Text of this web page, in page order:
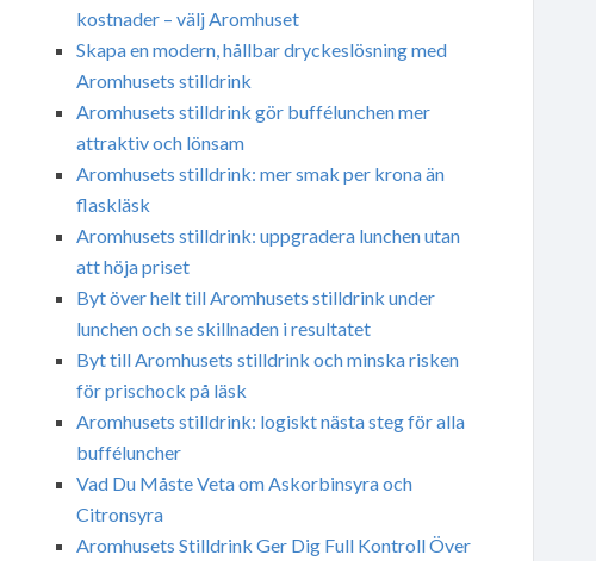
kostnader – välj Aromhuset
Skapa en modern, hållbar dryckeslösning med
Aromhusets stilldrink
Aromhusets stilldrink gör buffélunchen mer
attraktiv och lönsam
Aromhusets stilldrink: mer smak per krona än
flaskläsk
Aromhusets stilldrink: uppgradera lunchen utan
att höja priset
Byt över helt till Aromhusets stilldrink under
lunchen och se skillnaden i resultatet
Byt till Aromhusets stilldrink och minska risken
för prischock på läsk
Aromhusets stilldrink: logiskt nästa steg för alla
bufféluncher
Vad Du Måste Veta om Askorbinsyra och
Citronsyra
Aromhusets Stilldrink Ger Dig Full Kontroll Över